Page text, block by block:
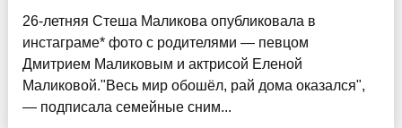
26-летняя Стеша Маликова опубликовала в
инстаграме* фото с родителями — певцом
Дмитрием Маликовым и актрисой Еленой
Маликовой."Весь мир обошёл, рай дома оказался",
— подписала семейные сним...